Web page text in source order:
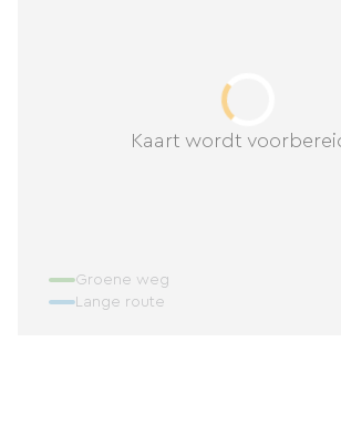
Kaart wordt
Groene weg
Lange route